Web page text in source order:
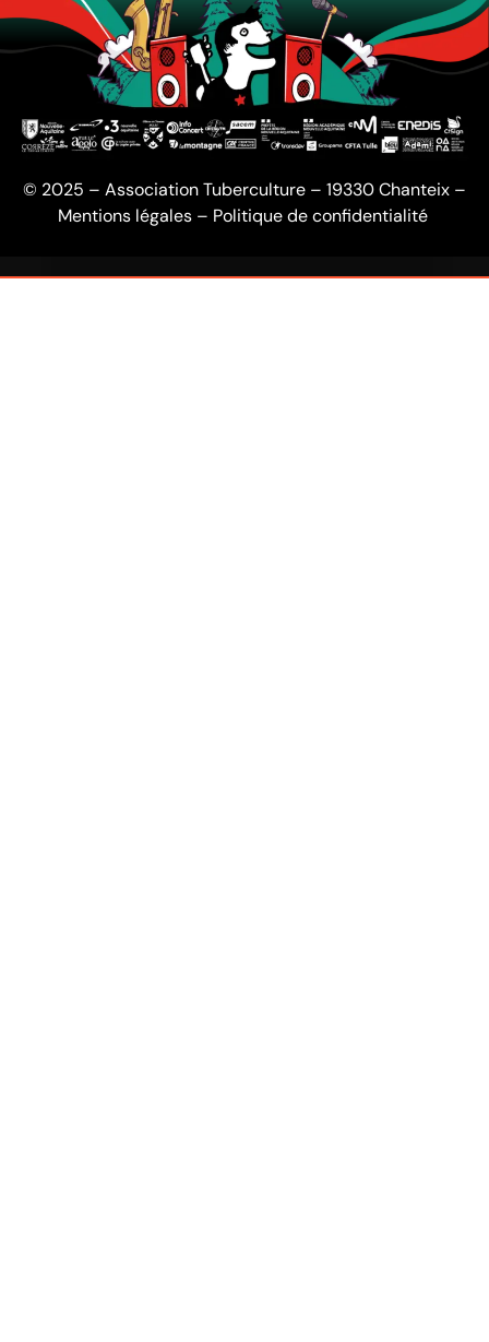
© 2025 – Association Tuberculture – 19330 Chanteix –
Mentions légales– Politique de confidentialité